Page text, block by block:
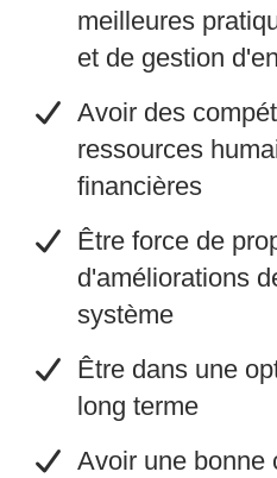
meilleures
et de gestion
​Avoir des
ressources
financières
​Être force de
d'améliorations
système
​Être dans une
long terme
​Avoir une bonne